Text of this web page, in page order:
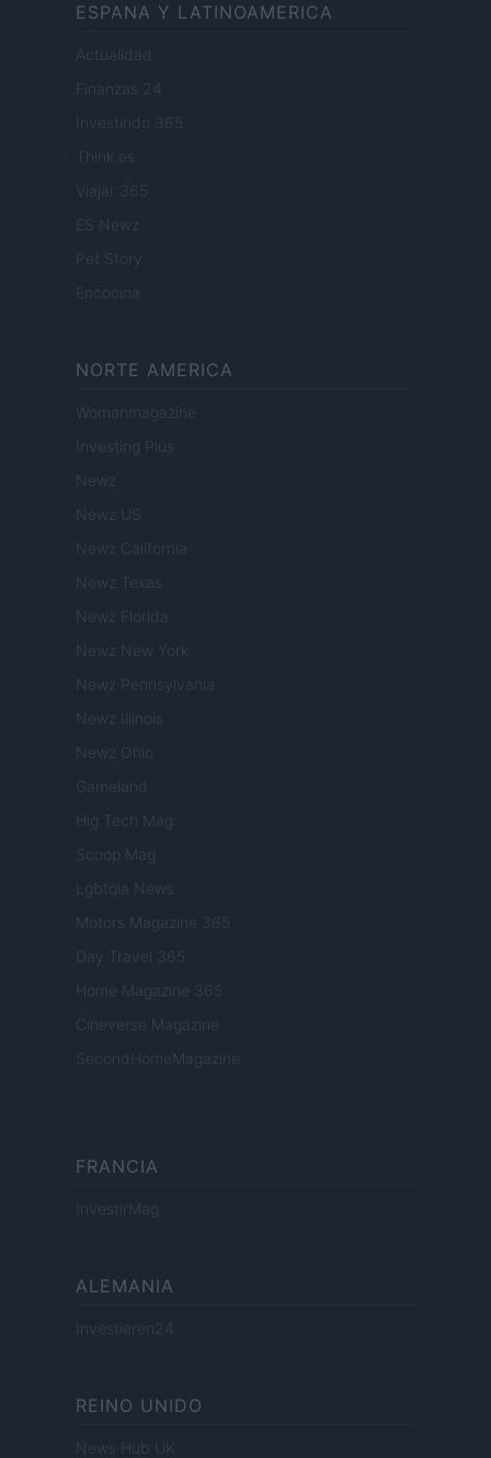
ESPANA Y LATINOAMERICA
Actualidad
Finanzas 24
Investindo 365
Think.es
Viajar 365
ES Newz
Encocina
NORTE AMERICA
Womanmagazine
Investing Plus
Newz
Newz US
Newz California
Newz Texas
Newz Florida
Newz New York
Newz Pennsylvania
Newz Illinois
Newz Ohio
Gameland
Hig Tech Mag
Scoop Mag
Lgbtqia News
Motors Magazine 365
Day Travel 365
Home Magazine 365
Cineverse Magazine
SecondHomeMagazine
FRANCIA
InvestirMag
ALEMANIA
Investieren24
REINO UNIDO
News Hub UK